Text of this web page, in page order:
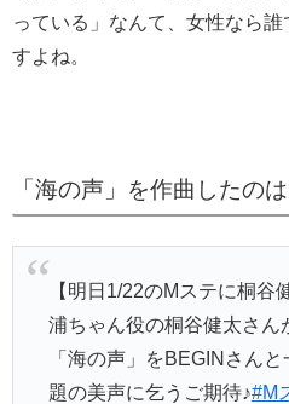
っている」なんて、女性なら
すよね。
「海の声」を作曲したの
【明日1/22のMステに桐谷
浦ちゃん役の桐谷健太さん
「海の声」をBEGINさん
題の美声に乞うご期待♪#M